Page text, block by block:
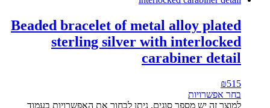
Beaded bracelet of metal alloy plated
sterling silver with interlocked
carabiner detail
₪515
בחר אפשרויות
למוצר זה יש מספר סוגים. ניתן לבחור את האפשרויות בעמוד